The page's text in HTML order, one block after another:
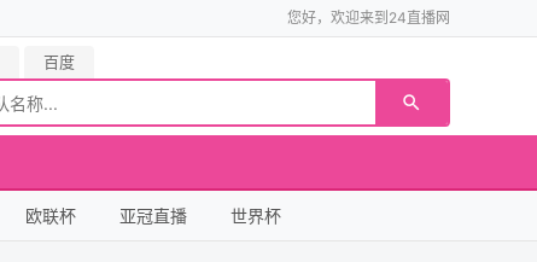
您好，欢迎来到24直播网
百度
欧联杯 亚冠直播 世界杯